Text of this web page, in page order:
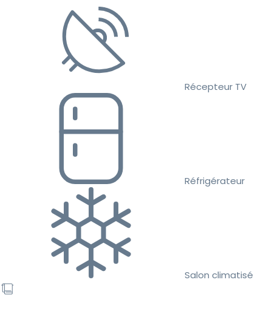
Récepteur TV
Réfrigérateur
Salon climatisé